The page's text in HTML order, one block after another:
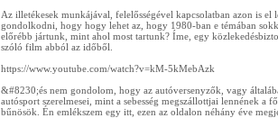
Az illetékesek munkájával, felelősségével kapcsolatban azon is el
gondolkodni, hogy hogy lehet az, hogy 1980-ban e témában
előrébb jártunk, mint ahol most tartunk? Íme, egy
szóló film abból az időből.
https://www.youtube.com/watch?v=kM-5kMebAzk
&#8230;és nem gondolom, hogy az autóversenyzők, vagy
autósport szerelmesei, mint a sebesség megszállottjai lennének a fő
bűnösök. Én emlékszem egy itt, ezen az oldalon néhány éve